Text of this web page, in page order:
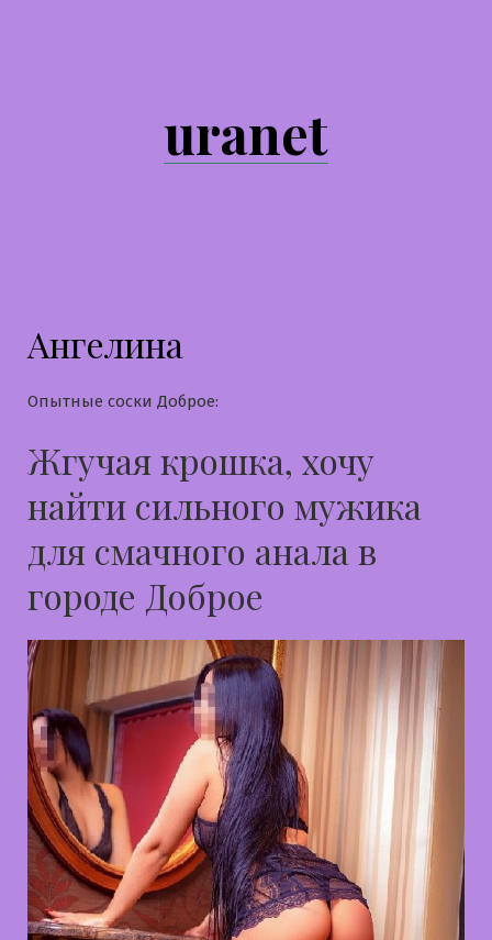
uranet
Ангелина
Опытные соски Доброе:
Жгучая крошка, хочу
найти сильного мужика
для смачного анала в
городе Доброе